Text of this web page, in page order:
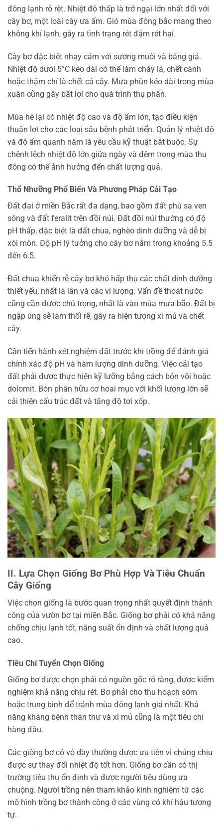
đông lạnh rõ rệt. Nhiệt độ thấp là trở ngại lớn nhất đối với
cây bơ, một loài cây ưa ấm. Gió mùa đông bắc mang theo
không khí lạnh, gây ra tình trạng rét đậm rét hại.
Cây bơ đặc biệt nhạy cảm với sương muối và băng giá.
Nhiệt độ dưới 5°C kéo dài có thể làm cháy lá, chết cành
hoặc thậm chí là chết cả cây. Mưa phùn kéo dài trong mùa
xuân cũng gây bất lợi cho quá trình thụ phấn.
Mùa hè lại có nhiệt độ cao và độ ẩm lớn, tạo điều kiện
thuận lợi cho các loại sâu bệnh phát triển. Quản lý nhiệt độ
và độ ẩm quanh năm là yêu cầu kỹ thuật bắt buộc. Sự
chênh lệch nhiệt độ lớn giữa ngày và đêm trong mùa thu
đông có thể ảnh hưởng đến chất lượng quả.
Thổ Nhưỡng Phổ Biến Và Phương Pháp Cải Tạo
Đất đai ở miền Bắc rất đa dạng, bao gồm đất phù sa ven
sông và đất feralit trên đồi núi. Đất đồi núi thường có độ
pH thấp, đặc biệt là đất chua, nghèo dinh dưỡng và dễ bị
xói mòn. Độ pH lý tưởng cho cây bơ nằm trong khoảng 5.5
đến 6.5.
Đất chua khiến rễ cây bơ khó hấp thụ các chất dinh dưỡng
thiết yếu, nhất là lân và các vi lượng. Vấn đề thoát nước
cũng cần được chú trọng, nhất là vào mùa mưa bão. Đất bị
ngập úng sẽ làm thối rễ, gây ra hiện tượng xì mủ và chết
cây.
Cần tiến hành xét nghiệm đất trước khi trồng để đánh giá
chính xác độ pH và hàm lượng dinh dưỡng. Việc cải tạo
đất phải được thực hiện kỹ lưỡng bằng cách bón vôi hoặc
dolomit. Bón phân hữu cơ hoai mục với khối lượng lớn sẽ
cải thiện cấu trúc đất và tăng độ tơi xốp.
II. Lựa Chọn Giống Bơ Phù Hợp Và Tiêu Chuẩn
Cây Giống
Việc chọn giống là bước quan trọng nhất quyết định thành
công của vườn bơ tại miền Bắc. Giống bơ phải có khả năng
chống chịu lạnh tốt, năng suất ổn định và chất lượng quả
cao.
Tiêu Chí Tuyển Chọn Giống
Giống bơ được chọn phải có nguồn gốc rõ ràng, được kiểm
nghiệm khả năng chịu rét. Bơ phải cho thu hoạch sớm
hoặc trung bình để tránh mùa đông lạnh giá nhất. Khả
năng kháng bệnh thán thư và xì mủ cũng là một tiêu chí
hàng đầu.
Các giống bơ có vỏ dày thường được ưu tiên vì chúng chịu
được sự thay đổi nhiệt độ tốt hơn. Giống bơ cần có thị
trường tiêu thụ ổn định và được người tiêu dùng ưa
chuộng. Người trồng nên tham khảo kinh nghiệm từ các
mô hình trồng bơ thành công ở các vùng có khí hậu tương
tự.